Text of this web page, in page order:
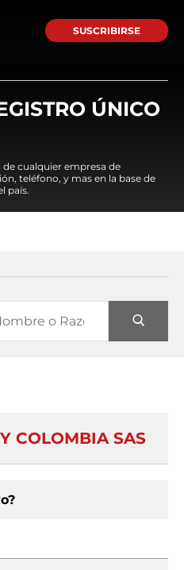
SUSCRIBIRSE
ÚNICO
de cualquier empresa de
teléfono, y mas en la base de
país.
COLOMBIA SAS